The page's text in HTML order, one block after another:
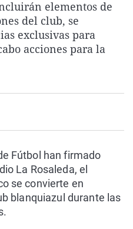
La rosa de los vientos
Gente viajera
Como el perro y el
Caso
Retornados
Equipo de
Extremadura
Galicia
La Rioja
País Vasco
Virales
Televisión
Elecciones
elementos de
del club, se
exclusivas para
acciones para la
Fútbol han firmado
La Rosaleda, el
se convierte en
blanquiazul durante las